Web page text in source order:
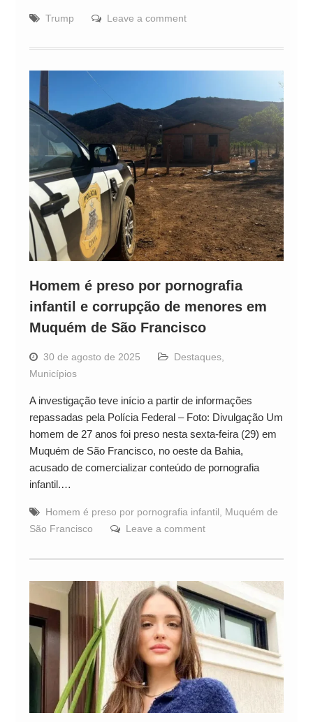
Trump Leave a comment
Homem é preso por pornografia
infantil e corrupção de menores em
Muquém de São Francisco
30 de agosto de 2025 Destaques,
Municípios
A investigação teve início a partir de informações
repassadas pela Polícia Federal – Foto: Divulgação Um
homem de 27 anos foi preso nesta sexta-feira (29) em
Muquém de São Francisco, no oeste da Bahia,
acusado de comercializar conteúdo de pornografia
infantil.…
Homem é preso por pornografia infantil, Muquém de
São Francisco
Leave a comment